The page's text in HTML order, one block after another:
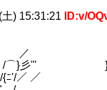
) 15:31:21 ID:v/
ｰ
}!=
＼